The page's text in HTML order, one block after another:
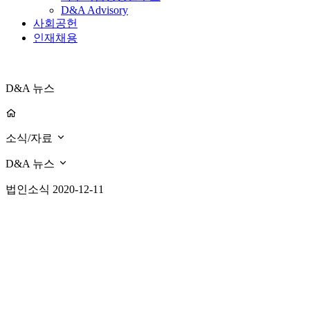
D&A Advisory
사회공헌
인재채용
D&A 뉴스
소식/자료
D&A 뉴스
법인소식 2020-12-11